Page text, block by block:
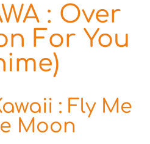
: Over
For You
: Fly Me
Moon